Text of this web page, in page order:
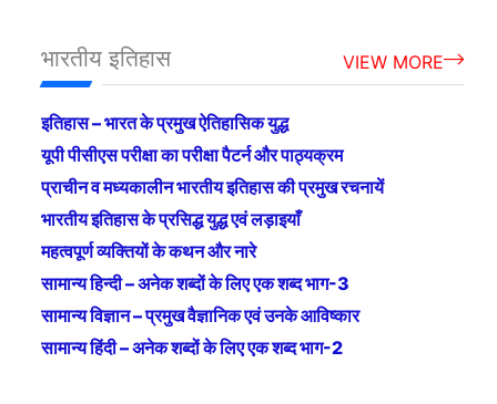
भारतीय इतिहास VIEW MORE
इतिहास – भारत के प्रमुख ऐतिहासिक युद्ध
यूपी पीसीएस परीक्षा का परीक्षा पैटर्न और पाठ्यक्रम
प्राचीन व मध्यकालीन भारतीय इतिहास की प्रमुख रचनायें
भारतीय इतिहास के प्रसिद्ध युद्ध एवं लड़ाइयाँ
महत्वपूर्ण व्यक्तियों के कथन और नारे
सामान्य हिन्दी – अनेक शब्दों के लिए एक शब्द भाग-3
सामान्य विज्ञान – प्रमुख वैज्ञानिक एवं उनके आविष्कार
सामान्य हिंदी – अनेक शब्दों के लिए एक शब्द भाग-2